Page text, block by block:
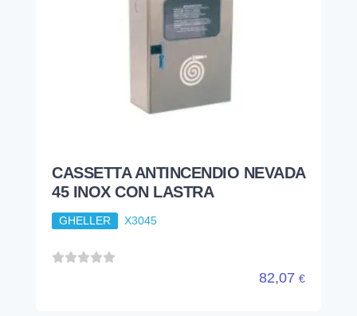
CASSETTA ANTINCENDIO NEVADA
45 INOX CON LASTRA
GHELLER X3045
82,07 €